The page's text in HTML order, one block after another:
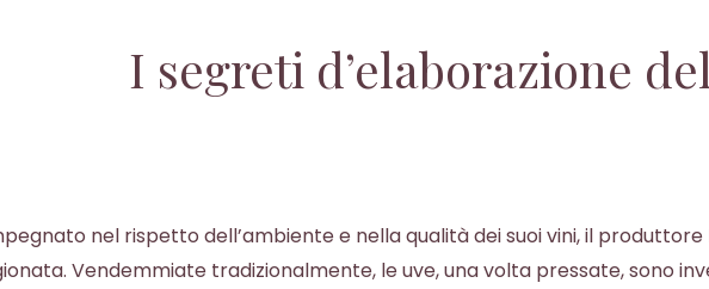
I segreti d’elaborazione
nel rispetto dell’ambiente e nella qualità dei suoi vini, il
Vendemmiate tradizionalmente, le uve, una volta pressate, sono